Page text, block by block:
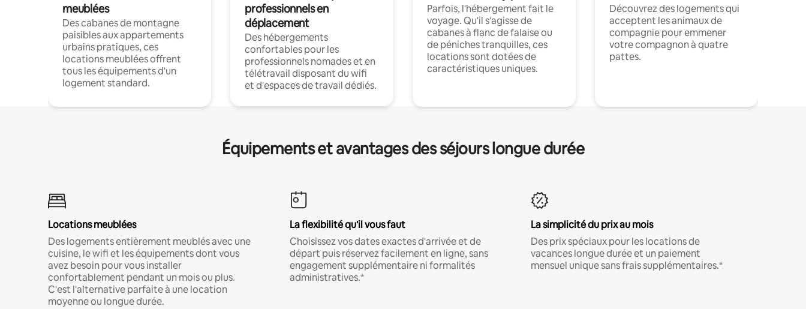
meublées
Des cabanes de montagne
paisibles aux appartements
urbains pratiques, ces
locations meublées offrent
tous les équipements d'un
logement standard.
professionnels en
déplacement
Des hébergements
confortables pour les
professionnels nomades et en
télétravail disposant du wifi
et d'espaces de travail dédiés.
Parfois, l'hébergement fait le
voyage. Qu'il s'agisse de
cabanes à flanc de falaise ou
de péniches tranquilles, ces
locations sont dotées de
caractéristiques uniques.
Découvrez des logements qui
acceptent les animaux de
compagnie pour emmener
votre compagnon à quatre
pattes.
Équipements et avantages des séjours longue durée
Locations meublées
Des logements entièrement meublés avec une
cuisine, le wifi et les équipements dont vous
avez besoin pour vous installer
confortablement pendant un mois ou plus.
C'est l'alternative parfaite à une location
moyenne ou longue durée.
La flexibilité qu'il vous faut
Choisissez vos dates exactes d'arrivée et de
départ puis réservez facilement en ligne, sans
engagement supplémentaire ni formalités
administratives.*
La simplicité du prix au mois
Des prix spéciaux pour les locations de
vacances longue durée et un paiement
mensuel unique sans frais supplémentaires.*